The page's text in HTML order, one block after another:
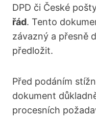
DPD či České
řád. Tento
závazný a přesně
předložit.
Před podáním
dokument
procesních